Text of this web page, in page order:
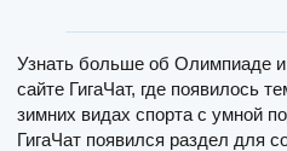
Узнать больше об Олимпиаде
сайте ГигаЧат, где появилось
зимних видах спорта с умной
ГигаЧат появился раздел для